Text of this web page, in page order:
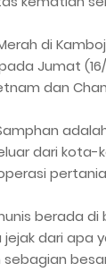
di
Jumat
dan
dari
berada
dari apa